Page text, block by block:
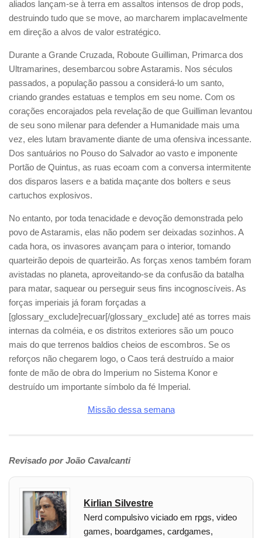
aliados lançam-se à terra em assaltos intensos de drop pods,
destruindo tudo que se move, ao marcharem implacavelmente
em direção a alvos de valor estratégico.
Durante a Grande Cruzada, Roboute Guilliman, Primarca dos
Ultramarines, desembarcou sobre Astaramis. Nos séculos
passados, a população passou a considerá-lo um santo,
criando grandes estatuas e templos em seu nome. Com os
corações encorajados pela revelação de que Guilliman levantou
de seu sono milenar para defender a Humanidade mais uma
vez, eles lutam bravamente diante de uma ofensiva incessante.
Dos santuários no Pouso do Salvador ao vasto e imponente
Portão de Quintus, as ruas ecoam com a conversa intermitente
dos disparos lasers e a batida maçante dos bolters e seus
cartuchos explosivos.
No entanto, por toda tenacidade e devoção demonstrada pelo
povo de Astaramis, elas não podem ser deixadas sozinhos. A
cada hora, os invasores avançam para o interior, tomando
quarteirão depois de quarteirão. As forças xenos também foram
avistadas no planeta, aproveitando-se da confusão da batalha
para matar, saquear ou perseguir seus fins incognoscíveis. As
forças imperiais já foram forçadas a
[glossary_exclude]recuar[/glossary_exclude] até as torres mais
internas da colméia, e os distritos exteriores são um pouco
mais do que terrenos baldios cheios de escombros. Se os
reforços não chegarem logo, o Caos terá destruído a maior
fonte de mão de obra do Imperium no Sistema Konor e
destruído um importante símbolo da fé Imperial.
Missão dessa semana
Revisado por João Cavalcanti
Kirlian Silvestre
Nerd compulsivo viciado em rpgs, video
games, boardgames, cardgames,